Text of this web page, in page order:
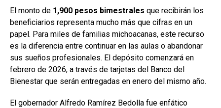
El monto de 1,900 pesos bimestrales que recibirán los
beneficiarios representa mucho más que cifras en un
papel. Para miles de familias michoacanas, este recurso
es la diferencia entre continuar en las aulas o abandonar
sus sueños profesionales. El depósito comenzará en
febrero de 2026, a través de tarjetas del Banco del
Bienestar que serán entregadas en enero del mismo año.
El gobernador Alfredo Ramírez Bedolla fue enfático